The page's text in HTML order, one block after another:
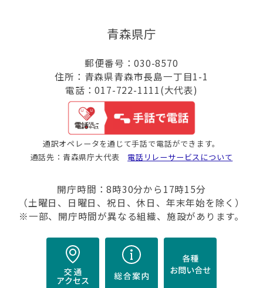
青森県庁
郵便番号：030-8570
住所：青森県青森市長島一丁目1-1
電話：017-722-1111(大代表)
通訳オペレータを通じて手話で電話ができます。
通話先：青森県庁大代表 電話リレーサービスについて
開庁時間：8時30分から17時15分
（土曜日、日曜日、祝日、休日、年末年始を除く）
※一部、開庁時間が異なる組織、施設があります。